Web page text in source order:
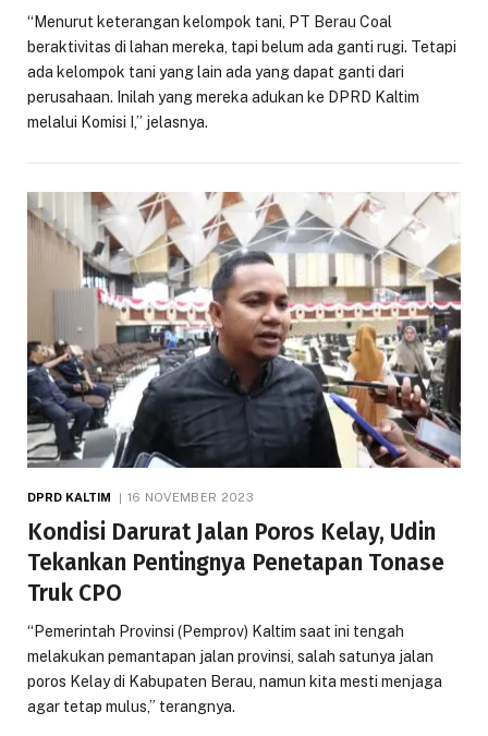
“Menurut keterangan kelompok tani, PT Berau Coal
beraktivitas di lahan mereka, tapi belum ada ganti rugi. Tetapi
ada kelompok tani yang lain ada yang dapat ganti dari
perusahaan. Inilah yang mereka adukan ke DPRD Kaltim
melalui Komisi I,” jelasnya.
DPRD KALTIM 16 NOVEMBER 2023
Kondisi Darurat Jalan Poros Kelay, Udin
Tekankan Pentingnya Penetapan Tonase
Truk CPO
“Pemerintah Provinsi (Pemprov) Kaltim saat ini tengah
melakukan pemantapan jalan provinsi, salah satunya jalan
poros Kelay di Kabupaten Berau, namun kita mesti menjaga
agar tetap mulus,” terangnya.